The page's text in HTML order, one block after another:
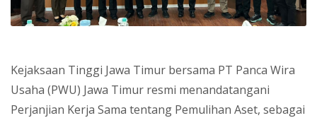
Kejaksaan Tinggi Jawa Timur bersama PT Panca Wira
Usaha (PWU) Jawa Timur resmi menandatangani
Perjanjian Kerja Sama tentang Pemulihan Aset, sebagai